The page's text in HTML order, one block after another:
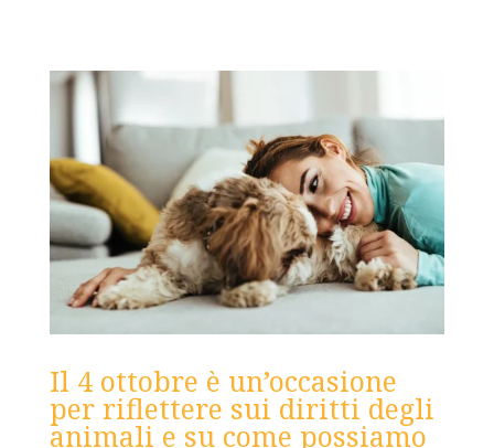
Il 4 ottobre è un’occasione
per riflettere sui diritti degli
animali e su come possiamo